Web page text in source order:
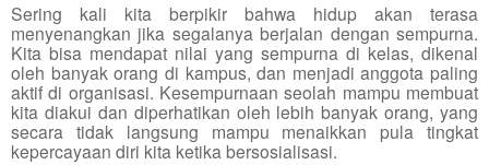
Sering kali kita berpikir bahwa hidup akan terasa
menyenangkan jika segalanya berjalan dengan sempurna.
Kita bisa mendapat nilai yang sempurna di kelas, dikenal
oleh banyak orang di kampus, dan menjadi anggota paling
aktif di organisasi. Kesempurnaan seolah mampu membuat
kita diakui dan diperhatikan oleh lebih banyak orang, yang
secara tidak langsung mampu menaikkan pula tingkat
kepercayaan diri kita ketika bersosialisasi.